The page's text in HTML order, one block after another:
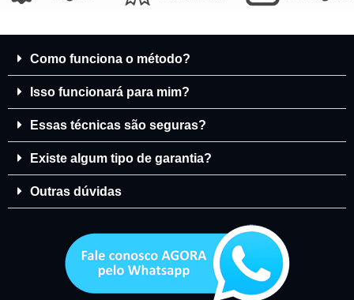
Como funciona o método?
Isso funcionará para mim?
Essas técnicas são seguras?
Existe algum tipo de garantia?
Outras dúvidas